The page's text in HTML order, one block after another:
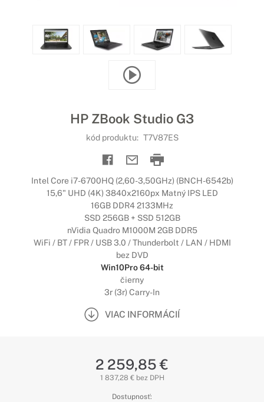
HP ZBook Studio G3
kód produktu: T7V87ES
Intel Core i7-6700HQ (2,60-3,50GHz) (BNCH-6542b)
15,6" UHD (4K) 3840x2160px Matný IPS LED
16GB DDR4 2133MHz
SSD 256GB + SSD 512GB
nVidia Quadro M1000M 2GB DDR5
WiFi / BT / FPR / USB 3.0 / Thunderbolt / LAN / HDMI
bez DVD
Win10Pro 64-bit
čierny
3r (3r) Carry-In
VIAC INFORMÁCIÍ
2 259,85 €
1 837,28 € bez DPH
Dostupnosť: